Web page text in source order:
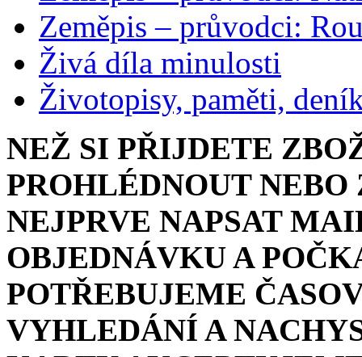
Zeměpis – průvodci:
Živá díla minulosti
Životopisy, paměti,
NEŽ SI PŘIJDETE
PROHLÉDNOUT
NEJPRVE NAPSAT
OBJEDNÁVKU A
POTŘEBUJEME
VYHLEDÁNÍ A